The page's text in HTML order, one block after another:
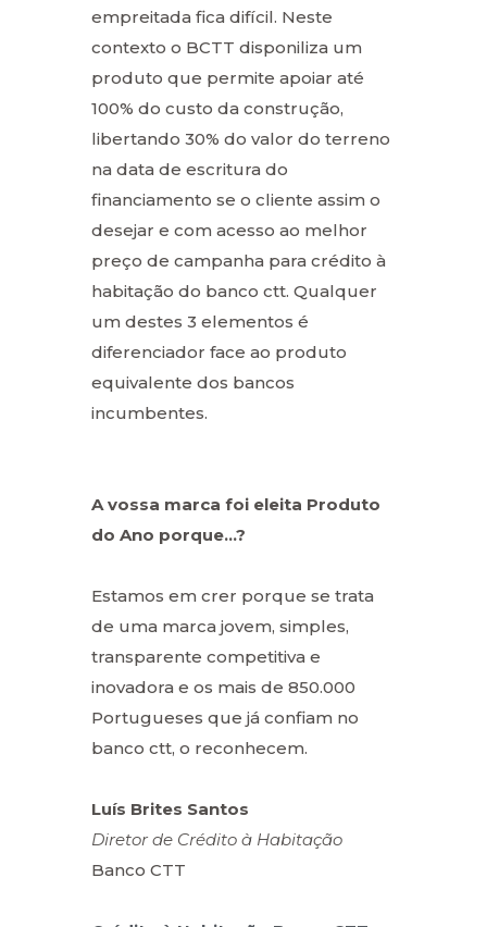
empreitada fica difícil. Neste
contexto o BCTT disponiliza um
produto que permite apoiar até
100% do custo da construção,
libertando 30% do valor do terreno
na data de escritura do
financiamento se o cliente assim o
desejar e com acesso ao melhor
preço de campanha para crédito à
habitação do banco ctt. Qualquer
um destes 3 elementos é
diferenciador face ao produto
equivalente dos bancos
incumbentes.
A vossa marca foi eleita Produto
do Ano porque…?
Estamos em crer porque se trata
de uma marca jovem, simples,
transparente competitiva e
inovadora e os mais de 850.000
Portugueses que já confiam no
banco ctt, o reconhecem.
Luís Brites Santos
Diretor de Crédito à Habitação
Banco CTT